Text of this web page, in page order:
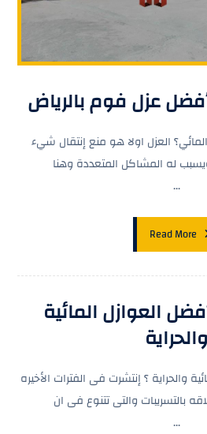
عزل فوم بالرياض
العزل اولا هو منع إنتقال شيء
له المشاكل المتعددة وهنا
...
Read More
العوازل المائية
والحراية
والحراية ؟ إنتشرت فى الفترات الأخيره
بالتسريبات والتى تتنوع فى ان
...